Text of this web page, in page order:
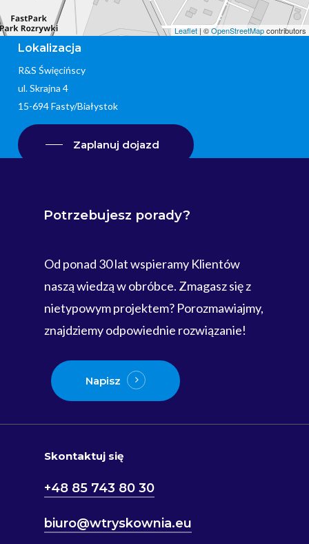
Leaflet | ©OpenStreetMapcontributors
Lokalizacja
R&S Święcińscy
ul. Skrajna 4
15-694 Fasty/Białystok
Zaplanuj dojazd
Potrzebujesz porady?
Od ponad 30 lat wspieramy Klientów
naszą wiedzą w obróbce. Zmagasz się z
nietypowym projektem? Porozmawiajmy,
znajdziemy odpowiednie rozwiązanie!
Napisz
Skontaktuj się
+48 85 743 80 30
biuro@wtryskownia.eu